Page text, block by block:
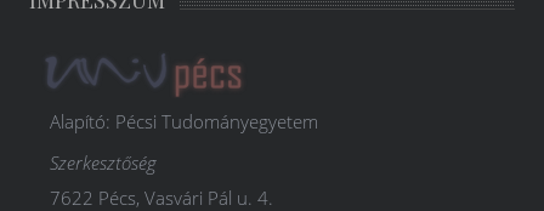
Alapító: Pécsi Tudományegyetem
Szerkesztőség
7622 Pécs, Vasvári Pál u. 4.